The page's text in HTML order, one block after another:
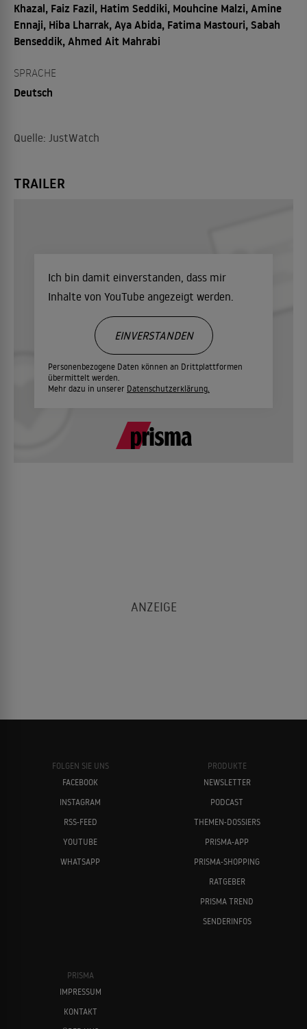
Khazal, Faiz Fazil, Hatim Seddiki, Mouhcine Malzi, Amine
Ennaji, Hiba Lharrak, Aya Abida, Fatima Mastouri, Sabah
Benseddik, Ahmed Ait Mahrabi
SPRACHE
Deutsch
Quelle: JustWatch
TRAILER
Ich bin damit einverstanden, dass mir
Inhalte von YouTube angezeigt werden.
Personenbezogene Daten können an Drittplattformen
übermittelt werden.
Mehr dazu in unserer Datenschutzerklärung.
EINVERSTANDEN
FOLGEN SIE UNS
FACEBOOK
INSTAGRAM
RSS-FEED
YOUTUBE
WHATSAPP
PRODUKTE
NEWSLETTER
PODCAST
THEMEN-DOSSIERS
PRISMA-APP
PRISMA-SHOPPING
RATGEBER
PRISMA TREND
SENDERINFOS
PRISMA
IMPRESSUM
KONTAKT